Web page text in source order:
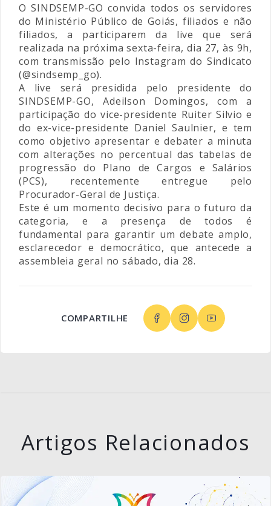
O SINDSEMP-GO convida todos os servidores
do Ministério Público de Goiás, filiados e não
filiados, a participarem da live que será
realizada na próxima sexta-feira, dia 27, às 9h,
com transmissão pelo Instagram do Sindicato
(@sindsemp_go).
A live será presidida pelo presidente do
SINDSEMP-GO, Adeilson Domingos, com a
participação do vice-presidente Ruiter Silvio e
do ex-vice-presidente Daniel Saulnier, e tem
como objetivo apresentar e debater a minuta
com alterações no percentual das tabelas de
progressão do Plano de Cargos e Salários
(PCS), recentemente entregue pelo
Procurador-Geral de Justiça.
Este é um momento decisivo para o futuro da
categoria, e a presença de todos é
fundamental para garantir um debate amplo,
esclarecedor e democrático, que antecede a
assembleia geral no sábado, dia 28.
COMPARTILHE
Artigos Relacionados